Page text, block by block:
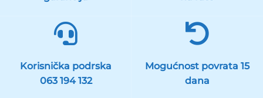
Korisnička podrska
063 194 132
Mogućnost povrata 15
dana